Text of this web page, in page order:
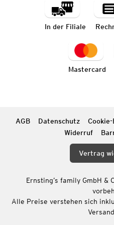
In der Filiale
Mastercard
AGB Datenschutz
Widerruf
Vertrag
Ernsting’s family GmbH &
Alle Preise verstehen sich